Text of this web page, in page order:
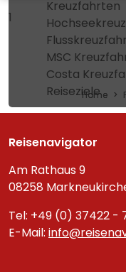
Kreuzfahrten
MSC
Costa
Reiseziele
1
Home
Reisenavigator
Am Rathaus 9
08258
Tel: +49 (0) 37422 -
E-Mail: